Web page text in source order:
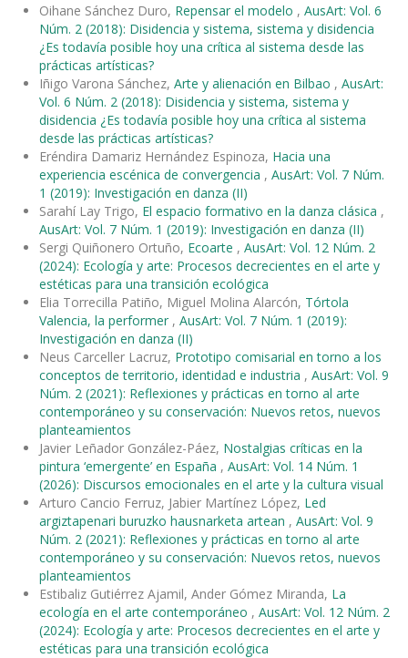
Oihane Sánchez Duro, Repensar el modelo , AusArt: Vol. 6
Núm. 2 (2018): Disidencia y sistema, sistema y disidencia
¿Es todavía posible hoy una crítica al sistema desde las
prácticas artísticas?
Iñigo Varona Sánchez, Arte y alienación en Bilbao , AusArt:
Vol. 6 Núm. 2 (2018): Disidencia y sistema, sistema y
disidencia ¿Es todavía posible hoy una crítica al sistema
desde las prácticas artísticas?
Eréndira Damariz Hernández Espinoza, Hacia una
experiencia escénica de convergencia , AusArt: Vol. 7 Núm.
1 (2019): Investigación en danza (II)
Sarahí Lay Trigo, El espacio formativo en la danza clásica ,
AusArt: Vol. 7 Núm. 1 (2019): Investigación en danza (II)
Sergi Quiñonero Ortuño, Ecoarte , AusArt: Vol. 12 Núm. 2
(2024): Ecología y arte: Procesos decrecientes en el arte y
estéticas para una transición ecológica
Elia Torrecilla Patiño, Miguel Molina Alarcón, Tórtola
Valencia, la performer , AusArt: Vol. 7 Núm. 1 (2019):
Investigación en danza (II)
Neus Carceller Lacruz, Prototipo comisarial en torno a los
conceptos de territorio, identidad e industria , AusArt: Vol. 9
Núm. 2 (2021): Reflexiones y prácticas en torno al arte
contemporáneo y su conservación: Nuevos retos, nuevos
planteamientos
Javier Leñador González-Páez, Nostalgias críticas en la
pintura ‘emergente’ en España , AusArt: Vol. 14 Núm. 1
(2026): Discursos emocionales en el arte y la cultura visual
Arturo Cancio Ferruz, Jabier Martínez López, Led
argiztapenari buruzko hausnarketa artean , AusArt: Vol. 9
Núm. 2 (2021): Reflexiones y prácticas en torno al arte
contemporáneo y su conservación: Nuevos retos, nuevos
planteamientos
Estibaliz Gutiérrez Ajamil, Ander Gómez Miranda, La
ecología en el arte contemporáneo , AusArt: Vol. 12 Núm. 2
(2024): Ecología y arte: Procesos decrecientes en el arte y
estéticas para una transición ecológica